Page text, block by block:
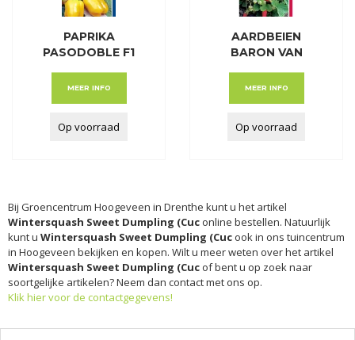
PAPRIKA
PASODOBLE F1
MEER INFO
Op voorraad
AARDBEIEN
BARON VAN
MEER INFO
Op voorraad
Bij Groencentrum Hoogeveen in Drenthe kunt u het artikel
Wintersquash Sweet Dumpling (Cuconline bestellen. Natuurlijk
kunt u Wintersquash Sweet Dumpling (Cucook in ons tuincentrum
in Hoogeveen bekijken en kopen. Wilt u meer weten over het artikel
Wintersquash Sweet Dumpling (Cucof bent u op zoek naar
soortgelijke artikelen? Neem dan contact met ons op.
Klik hier voor de contactgegevens!